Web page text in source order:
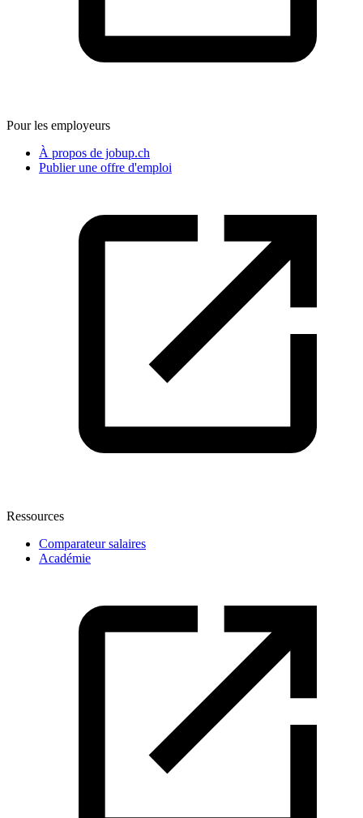
Pour les employeurs
À propos de jobup.ch
Publier une offre d'emploi
Ressources
Comparateur salaires
Académie